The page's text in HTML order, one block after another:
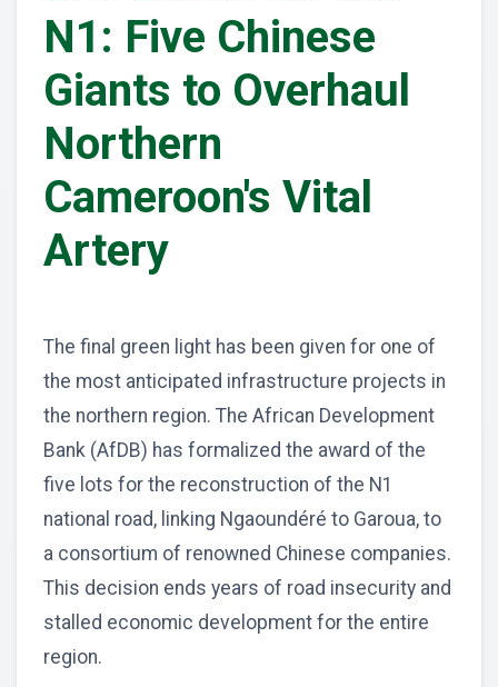
N1: Five Chinese
Giants to Overhaul
Northern
Cameroon's Vital
Artery
The final green light has been given for one of
the most anticipated infrastructure projects in
the northern region. The African Development
Bank (AfDB) has formalized the award of the
five lots for the reconstruction of the N1
national road, linking Ngaoundéré to Garoua, to
a consortium of renowned Chinese companies.
This decision ends years of road insecurity and
stalled economic development for the entire
region.